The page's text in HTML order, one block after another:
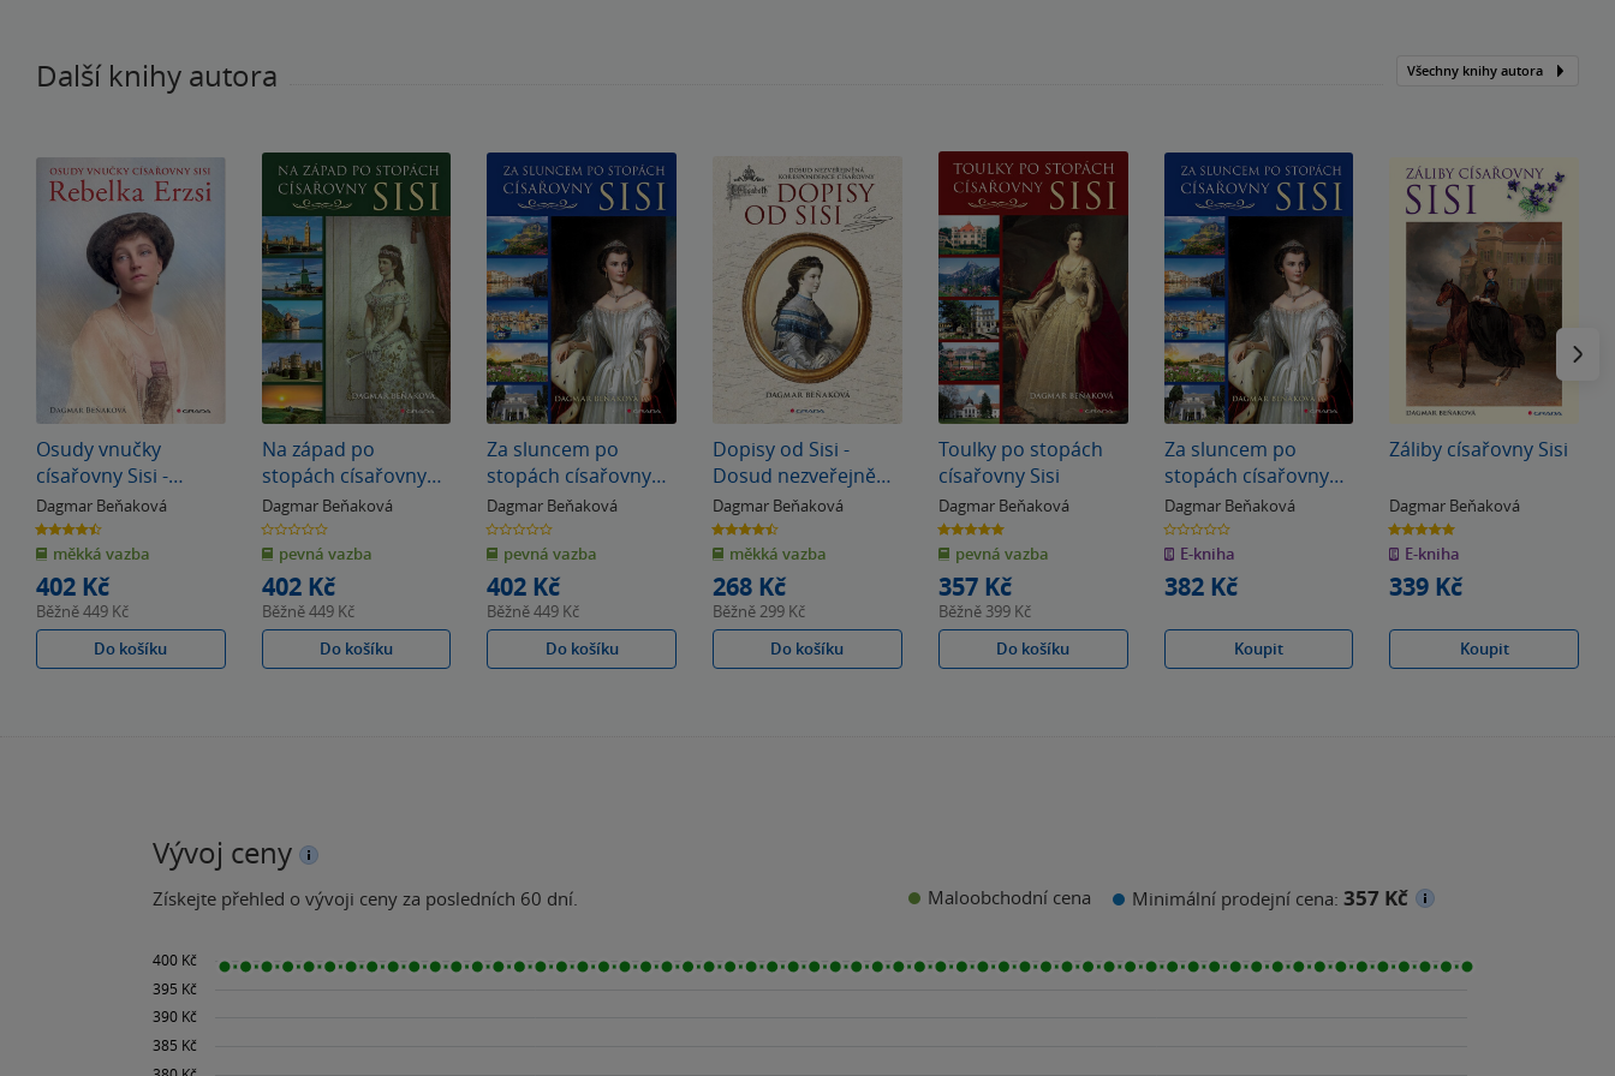
Další knihy autora Všechny knihy autora
Osudy vnučky
císařovny Sisi -
Rebelka Erzsi
Dagmar Beňaková
4.5
z
5
hvězdiček
měkká vazba
402 Kč
Běžně449 Kč
Do košíku
Na západ po
stopách císařovny
Sisi
Dagmar Beňaková
0.0
z
5
hvězdiček
pevná vazba
402 Kč
Běžně449 Kč
Do košíku
Za sluncem po
stopách císařovny
Sisi
Dagmar Beňaková
0.0
z
5
hvězdiček
pevná vazba
402 Kč
Běžně449 Kč
Do košíku
Dopisy od Sisi -
Dosud nezveřejněná
korespondence
císařovny
Dagmar Beňaková
4.5
z
5
hvězdiček
měkká vazba
268 Kč
Běžně299 Kč
Do košíku
Toulky po stopách
císařovny Sisi
Dagmar Beňaková
5.0
z
5
hvězdiček
pevná vazba
357 Kč
Běžně 399 Kč
Do košíku
Za sluncem po
stopách císařovny
Sisi
Dagmar Beňaková
0.0
z
5
hvězdiček
E-kniha
382 Kč
Koupit
Záliby císařovny Sisi
Dagmar Beňaková
5.0
z
5
hvězdiček
E-kniha
339 Kč
Koupit
Vývoj ceny
Získejte přehled o vývoji ceny za posledních 60 dní. Maloobchodní cena Minimální prodejní cena: 357 Kč